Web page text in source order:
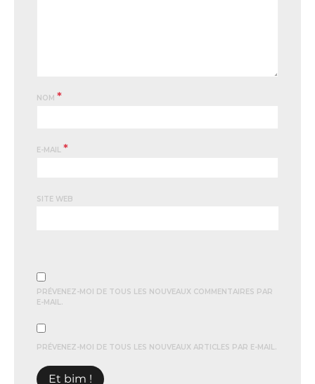
NOM *
E-MAIL *
SITE WEB
PRÉVENEZ-MOI DE TOUS LES NOUVEAUX COMMENTAIRES PAR
E-MAIL.
PRÉVENEZ-MOI DE TOUS LES NOUVEAUX ARTICLES PAR E-MAIL.